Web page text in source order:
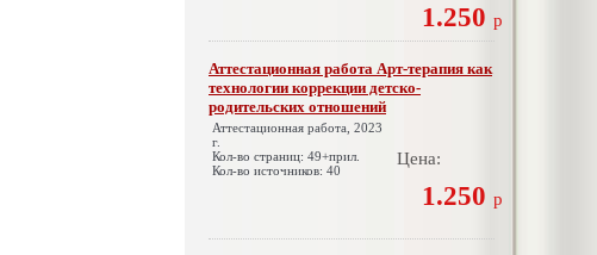
1.250 р
Аттестационная работа Арт-терапия как
технологии коррекции детско-
родительских отношений
Аттестационная работа, 2023
г.
Кол-во страниц: 49+прил.
Кол-во источников: 40
Цена:
1.250 р